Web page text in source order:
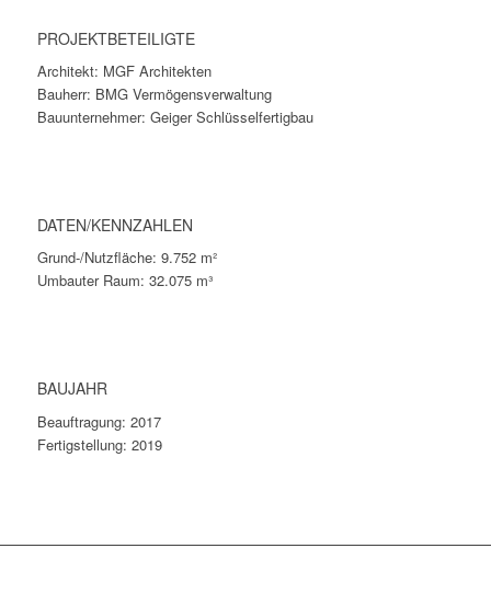
PROJEKTBETEILIGTE
Architekt: MGF Architekten
Bauherr: BMG Vermögensverwaltung
Bauunternehmer: Geiger Schlüsselfertigbau
DATEN/KENNZAHLEN
Grund-/Nutzfläche: 9.752 m²
Umbauter Raum: 32.075 m³
BAUJAHR
Beauftragung: 2017
Fertigstellung: 2019